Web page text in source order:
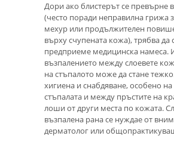
Дори ако блистерът се превърне
(често поради неправилна грижа
мехур или продължителен
върху счупената кожа), трябва да
предприеме медицинска намеса.
възпалението между слоевете
на стъпалото може да стане
хигиена и снабдяване, особено
стъпалата и между пръстите на
лоши от други места по кожата.
възпалена рана се нуждае от
дерматолог или